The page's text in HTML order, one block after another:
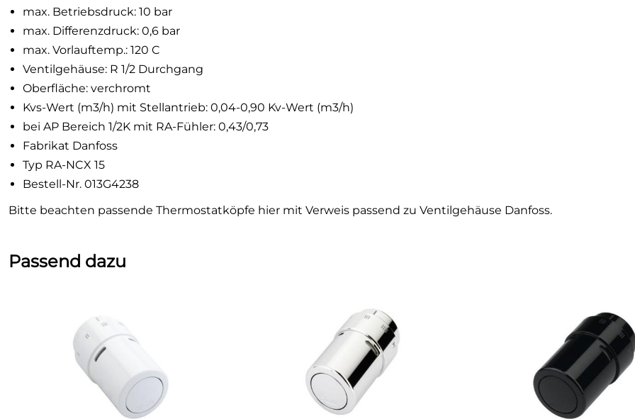
max. Betriebsdruck: 10 bar
max. Differenzdruck: 0,6 bar
max. Vorlauftemp.: 120 C
Ventilgehäuse: R 1/2 Durchgang
Oberfläche: verchromt
Kvs-Wert (m3/h) mit Stellantrieb: 0,04-0,90 Kv-Wert (m3/h)
bei AP Bereich 1/2K mit RA-Fühler: 0,43/0,73
Fabrikat Danfoss
Typ RA-NCX 15
Bestell-Nr. 013G4238
Bitte beachten passende Thermostatköpfe hier mit Verweis passend zu Ventilgehäuse Danfoss.
Passend dazu